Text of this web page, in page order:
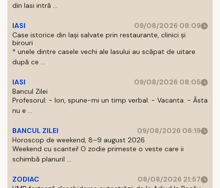
din Iasi intră ...
IASI
09/08/2026 08:09
Case istorice din Iași salvate prin restaurante, clinici și
birouri
* unele dintre casele vechi ale Iasului au scăpat de uitare
după ce ...
IASI
09/08/2026 08:05
Bancul Zilei
Profesorul: - Ion, spune-mi un timp verbal. - Vacanta. - Ăsta
nu e ...
BANCUL ZILEI
09/08/2026 06:19
Horoscop de weekend, 8–9 august 2026
Weekend cu scantei! O zodie primeste o veste care ii
schimbă planuril ...
ZODIAC
08/08/2026 21:57